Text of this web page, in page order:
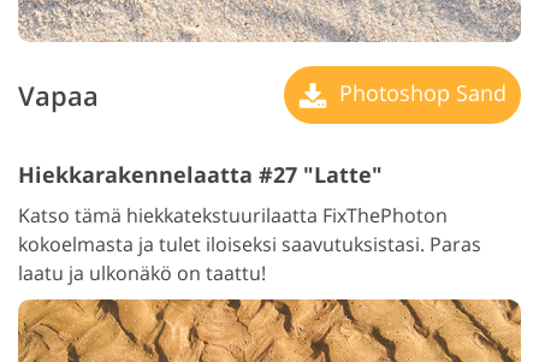
Vapaa Photoshop Sand
Hiekkarakennelaatta #27 "Latte"
Katso tämä hiekkatekstuurilaatta FixThePhoton
kokoelmasta ja tulet iloiseksi saavutuksistasi. Paras
laatu ja ulkonäkö on taattu!